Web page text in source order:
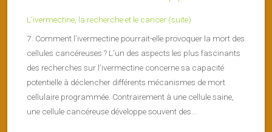
L’ivermectine, la recherche et le cancer (suite)
7. Comment l’ivermectine pourrait-elle provoquer la mort des
cellules cancéreuses ? L’un des aspects les plus fascinants
des recherches sur l’ivermectine concerne sa capacité
potentielle à déclencher différents mécanismes de mort
cellulaire programmée. Contrairement à une cellule saine,
une cellule cancéreuse développe souvent des...